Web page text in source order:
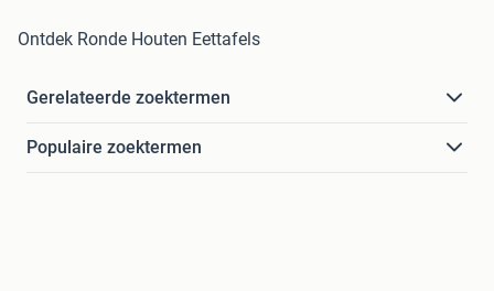
Ontdek Ronde Houten Eettafels
Gerelateerde zoektermen
Populaire zoektermen